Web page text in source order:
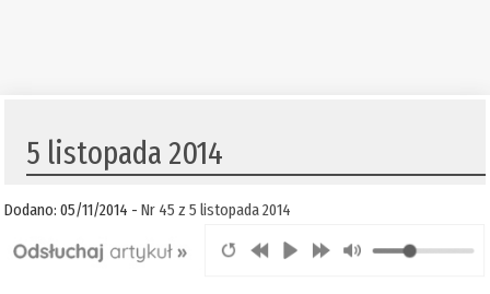
5 listopada 2014
Dodano: 05/11/2014 -Nr 45 z 5 listopada 2014